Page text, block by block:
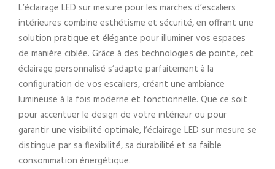
L’éclairage LED sur mesure pour les marches d’escaliers
intérieures combine esthétisme et sécurité, en offrant une
solution pratique et élégante pour illuminer vos espaces
de manière ciblée. Grâce à des technologies de pointe, cet
éclairage personnalisé s’adapte parfaitement à la
configuration de vos escaliers, créant une ambiance
lumineuse à la fois moderne et fonctionnelle. Que ce soit
pour accentuer le design de votre intérieur ou pour
garantir une visibilité optimale, l’éclairage LED sur mesure se
distingue par sa flexibilité, sa durabilité et sa faible
consommation énergétique.